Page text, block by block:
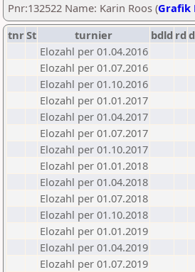
Pnr:132522 Name: Karin Roos (Grafik
tnrSt turnier bdld rd
Elozahl per 01.04.2016
Elozahl per 01.07.2016
Elozahl per 01.10.2016
Elozahl per 01.01.2017
Elozahl per 01.04.2017
Elozahl per 01.07.2017
Elozahl per 01.10.2017
Elozahl per 01.01.2018
Elozahl per 01.04.2018
Elozahl per 01.07.2018
Elozahl per 01.10.2018
Elozahl per 01.01.2019
Elozahl per 01.04.2019
Elozahl per 01.07.2019